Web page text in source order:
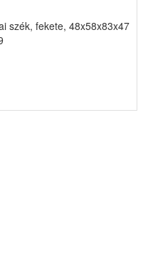
szék, fekete, 48x58x83x47